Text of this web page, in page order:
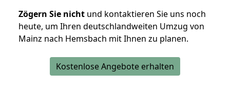
Zögern Sie nicht und kontaktieren Sie uns noch
heute, um Ihren deutschlandweiten Umzug von
Mainz nach Hemsbach mit Ihnen zu planen.
Kostenlose Angebote erhalten